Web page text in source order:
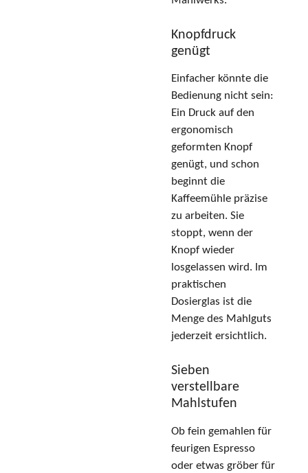
Knopfdruck
genügt
Einfacher könnte die
Bedienung nicht sein:
Ein Druck auf den
ergonomisch
geformten Knopf
genügt, und schon
beginnt die
Kaffeemühle präzise
zu arbeiten. Sie
stoppt, wenn der
Knopf wieder
losgelassen wird. Im
praktischen
Dosierglas ist die
Menge des Mahlguts
jederzeit ersichtlich.
Sieben
verstellbare
Mahlstufen
Ob fein gemahlen für
feurigen Espresso
oder etwas gröber für